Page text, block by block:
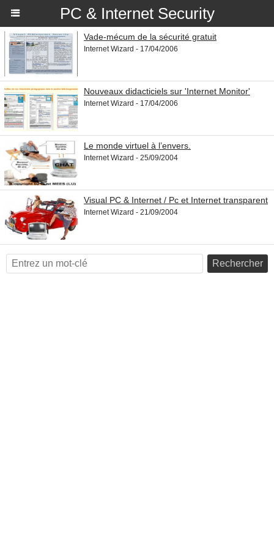
PC & Internet Security
Vade-mécum de la sécurité gratuit
Internet Wizard - 17/04/2006
Nouveaux didacticiels sur 'Internet Monitor'
Internet Wizard - 17/04/2006
Le monde virtuel à l’envers.
Internet Wizard - 25/09/2004
Visual PC & Internet / Pc et Internet transparent
Internet Wizard - 21/09/2004
Rechercher